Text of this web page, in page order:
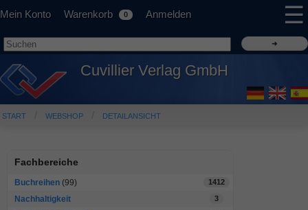
Mein Konto Warenkorb 0 Anmelden ☰
Cuvillier Verlag GmbH
START WEBSHOP DETAILANSICHT
Fachbereiche
Buchreihen (99) 1412
Nachhaltigkeit 3